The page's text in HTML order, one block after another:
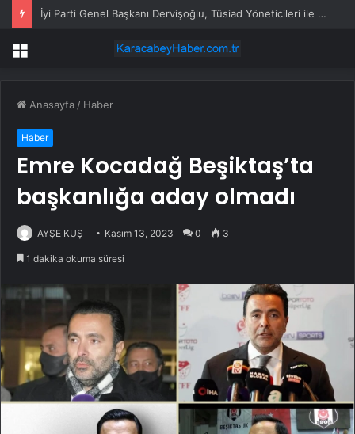
İyi Parti Genel Başkanı Dervişoğlu, Tüsiad Yöneticileri ile Bir Araya Geldi
Menü
Anasayfa / Haber
Haber
Emre Kocadağ Beşiktaş’ta
başkanlığa aday olmadı
AYŞE KUŞ Kasım 13, 2023 0 3
1 dakika okuma süresi